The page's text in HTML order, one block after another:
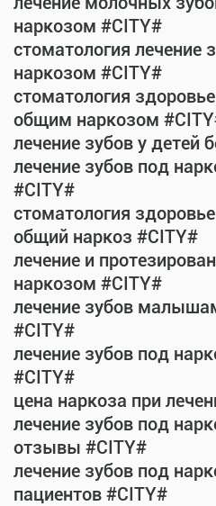
наркозом #CITY#
стоматология лечение
наркозом #CITY#
стоматология
общим наркозом
лечение зубов у детей
лечение зубов под
#CITY#
стоматология
общий наркоз #CITY#
лечение и
наркозом #CITY#
лечение зубов
#CITY#
лечение зубов под
#CITY#
цена наркоза при
лечение зубов под
отзывы #CITY#
лечение зубов под
пациентов #CITY#